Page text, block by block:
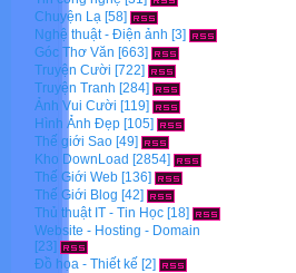
Chuyện Lạ [58]
Nghệ thuật - Điện ảnh [3]
Góc Thơ Văn [663]
Truyện Cười [722]
Truyện Tranh [284]
Ảnh Vui Cười [119]
Hình Ảnh Đẹp [105]
Thế giới Sao [49]
Kho DownLoad [2854]
Thế Giới Web [136]
Thế Giới Blog [42]
Thủ thuật IT - Tin Học [18]
Website - Hosting - Domain
[23]
Đồ họa - Thiết kế [2]